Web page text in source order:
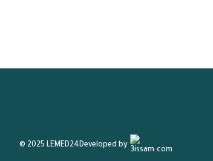
© 2025 LEMED24Developed by